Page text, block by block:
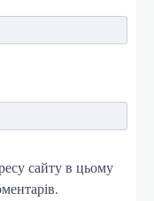
сайту в цьому